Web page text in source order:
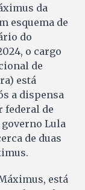
da
esquema de
do
o cargo
de
está
a dispensa
federal de
Lula
de duas
está